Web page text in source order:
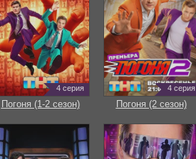
4 серия
Погоня (1-2 сезон)
4 серия
Погоня (2 сезон)